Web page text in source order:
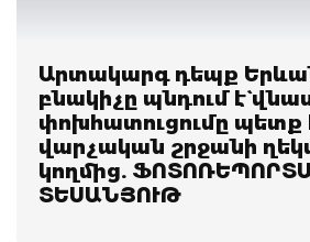
Արտակարգ դեպք
բնակիչը պնդում է`
փոխհատուցումը
վարչական շրջանի
կողմից.
ՏԵՍԱՆՅՈՒԹ